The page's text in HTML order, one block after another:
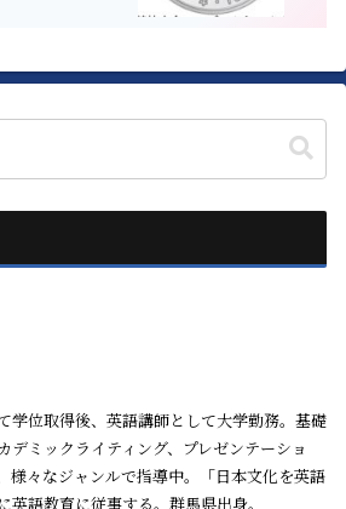
学位取得後、英語講師として大学勤務。基礎
デミックライティング、プレゼンテーショ
様々なジャンルで指導中。「日本文化を英語
語教育に従事する。群馬県出身。